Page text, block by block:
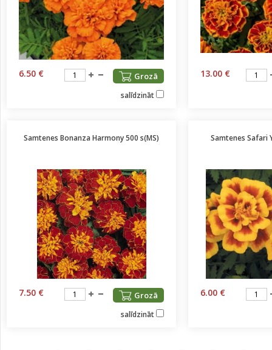
6.50 € Grozā
salīdzināt
13.00 €
Samtenes Bonanza Harmony 500 s(MS)
7.50 € Grozā
salīdzināt
Samtenes Safari
6.00 €